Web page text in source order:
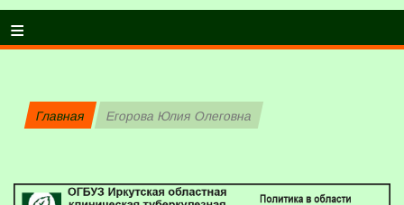
Главная Егорова Юлия Олеговна